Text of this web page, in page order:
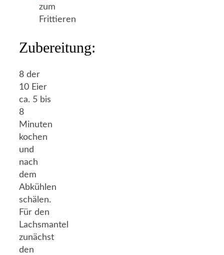
zum
Frittieren
Zubereitung:
8 der
10 Eier
ca. 5 bis
8
Minuten
kochen
und
nach
dem
Abkühlen
schälen.
Für den
Lachsmantel
zunächst
den